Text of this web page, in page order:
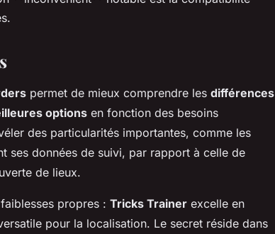
permet de mieux comprendre les différences
options en fonction des besoins
des particularités importantes, comme les
ses données de suivi, par rapport à celle de
de lieux.
propres : Tricks Trainer excelle en
pour la localisation. Le secret réside dans